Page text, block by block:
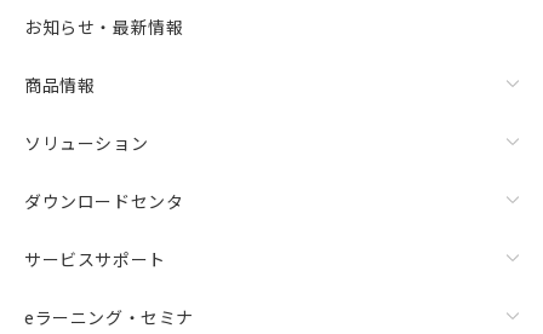
お知らせ・最新情報
商品情報
ソリューション
ダウンロードセンタ
サービスサポート
eラーニング・セミナ